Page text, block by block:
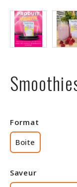
Format
Boite
Saveur
Rabais